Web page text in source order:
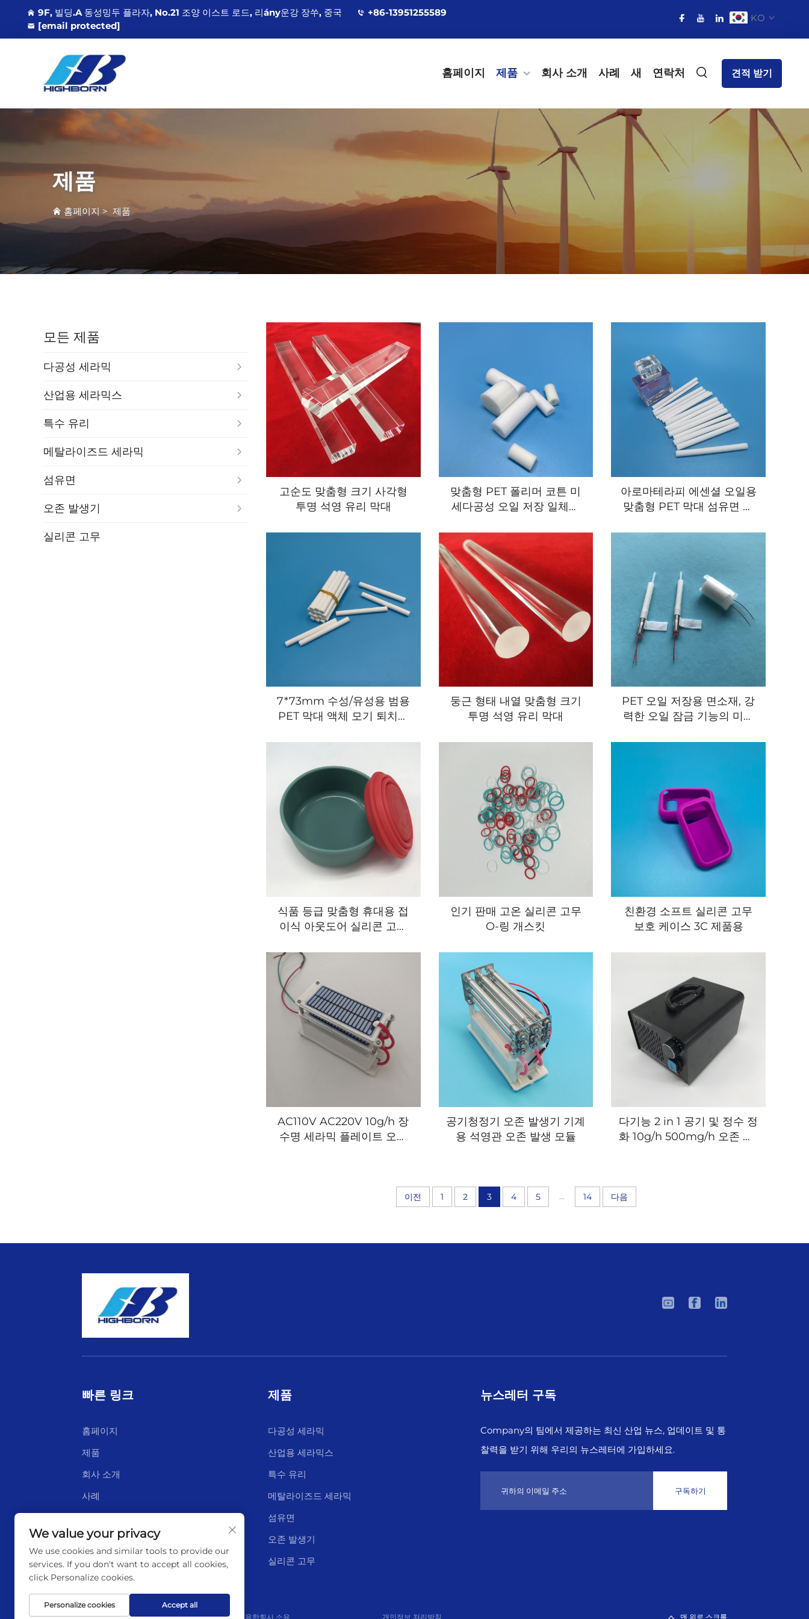
9F, 빌딩.A 동성밍두 플라자, No.21 조양 이스트 로드, 리ány운강 장쑤, 중국
+86-13951255589
[email protected]
KO
홈페이지 제품 회사 소개 사례 새 연락처 견적 받기
제품
홈페이지 > 제품
모든 제품
다공성 세라믹
산업용 세라믹스
특수 유리
메탈라이즈드 세라믹
섬유면
오존 발생기
실리콘 고무
고순도 맞춤형 크기 사각형
투명 석영 유리 막대
맞춤형 PET 폴리머 코튼 미
세다공성 오일 저장 일체형
아로마테라피 에센셜 오일용
맞춤형 PET 막대 섬유면 심
7*73mm 수성/유성용 범용
PET 막대 액체 모기 퇴치제
둥근 형태 내열 맞춤형 크기
투명 석영 유리 막대
PET 오일 저장용 면소재, 강
력한 오일 잠금 기능의 미세
식품 등급 맞춤형 휴대용 접
이식 아웃도어 실리콘 고무
인기 판매 고온 실리콘 고무
O-링 개스킷
친환경 소프트 실리콘 고무
보호 케이스 3C 제품용
AC110V AC220V 10g/h 장
수명 세라믹 플레이트 오존
공기청정기 오존 발생기 기계
용 석영관 오존 발생 모듈
다기능 2 in 1 공기 및 정수 정
화 10g/h 500mg/h 오존 O3
이전 1 2 3 4 5 ... 14 다음
빠른 링크
홈페이지
제품
회사 소개
사례
연락처
제품
다공성 세라믹
산업용 세라믹스
특수 유리
메탈라이즈드 세라믹
섬유면
오존 발생기
실리콘 고무
뉴스레터 구독
Company의 팀에서 제공하는 최신 산업 뉴스, 업데이트 및 통
찰력을 받기 위해 우리의 뉴스레터에 가입하세요.
구독하기
저작권 © 2025년 리ány운강 하이보른 테크놀로지 유한회사 소유 개인정보 처리방침 맨 위로 스크롤
We value your privacy
We use cookies and similar tools to provide our
services. If you don't want to accept all cookies,
click Personalize cookies.
Personalize cookies Accept all